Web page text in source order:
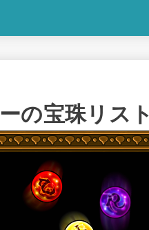
の宝珠リスト